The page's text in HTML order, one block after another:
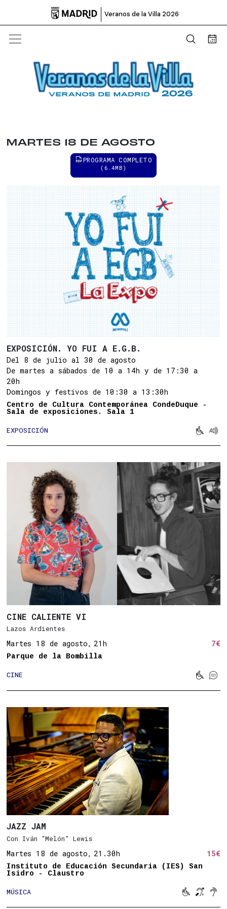
 Veranos de la Villa 2026
Abrir
MARTES 18 DE AGOSTO
PROGRAMA COMPLETO
(6.4MB)
EXPOSICIÓN. YO FUI A E.G.B.
Del 8 de julio al 30 de agosto
De martes a sábados de 10 a 14h y de 17:30 a
20h
Domingos y festivos de 10:30 a 13:30h
Centro de Cultura Contemporánea CondeDuque -
Sala de exposiciones. Sala 1
EXPOSICIÓN  
CINE CALIENTE VI
Lazos Ardientes
Martes 18 de agosto, 21h 7€
Parque de la Bombilla
CINE  
JAZZ JAM
Con Iván “Melón” Lewis
Martes 18 de agosto, 21.30h 15€
Instituto de Educación Secundaria (IES) San
Isidro - Claustro
MÚSICA Movilidad
Bucle
